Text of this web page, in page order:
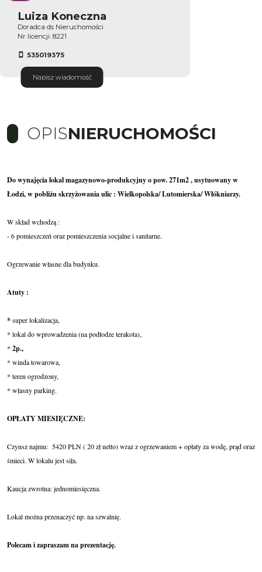
Luiza Koneczna
Doradca ds Nieruchomości
Nr licencji: 8221
535019375
Napisz wiadomość
OPISNIERUCHOMOŚCI
Do wynajęcia lokal magazynowo-produkcyjny o pow. 271m2 , usytuowany w
Łodzi, w pobliżu skrzyżowania ulic : Wielkopolska/ Lutomierska/ Włókniarzy.
W skład wchodzą :
- 6 pomieszczeń oraz pomieszczenia socjalne i sanitarne.
Ogrzewanie własne dla budynku.
Atuty :
*super lokalizacja,
* lokal do wprowadzenia (na podłodze terakota),
* 2p.,
* winda towarowa,
* teren ogrodzony,
* własny parking.
OPŁATY MIESIĘCZNE:
Czynsz najmu: 5420 PLN ( 20 zł netto) wraz z ogrzewaniem + opłaty za wodę, prąd oraz
śmieci. W lokalu jest siła.
Kaucja zwrotna: jednomiesięczna.
Lokal można przenaczyć np. na szwalnię.
Polecam i zapraszam na prezentację.